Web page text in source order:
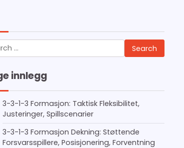
innlegg
3-3-1-3 Formasjon: Taktisk Fleksibilitet,
Justeringer, Spillscenarier
3-3-1-3 Formasjon Dekning: Støttende
Forsvarsspillere, Posisjonering, Forventning